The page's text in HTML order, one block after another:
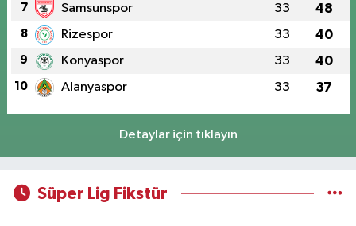
7 Samsunspor 33 48
8 Rizespor 33 40
9 Konyaspor 33 40
10 Alanyaspor 33 37
Detaylar için tıklayın
Süper Lig Fikstür